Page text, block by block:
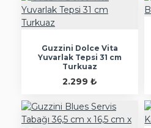
Guzzini Dolce Vita
Yuvarlak Tepsi 31 cm
Turkuaz
2.299 ₺